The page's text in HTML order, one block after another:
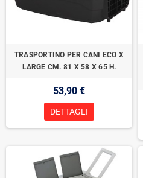
TRASPORTINO PER CANI ECO X
LARGE CM. 81 X 58 X 65 H.
53,90 €
DETTAGLI